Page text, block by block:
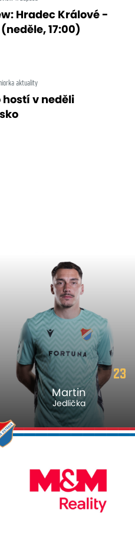
Hradec Králové -
17:00)
aktuality
hostí v neděli
23
Martin
Jedlička